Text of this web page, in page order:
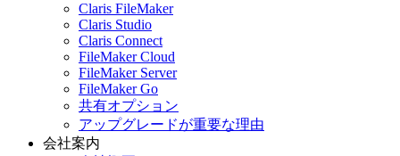
Claris FileMaker
Claris Studio
Claris Connect
FileMaker Cloud
FileMaker Server
FileMaker Go
共有オプション
アップグレードが重要な理由
会社案内